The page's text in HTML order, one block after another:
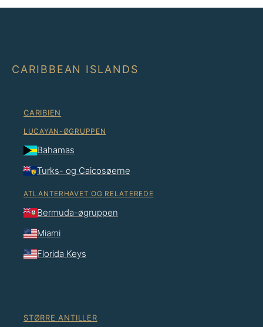
CARIBBEAN ISLANDS
CARIBIEN
LUCAYAN-ØGRUPPEN
Bahamas
Turks- og Caicosøerne
ATLANTERHAVET OG RELATEREDE
Bermuda-øgruppen
Miami
Florida Keys
STØRRE ANTILLER